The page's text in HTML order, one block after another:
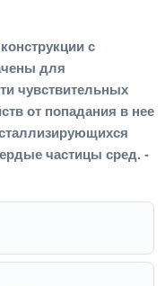
с
для
чувствительных
от попадания в нее
частицы сред. -